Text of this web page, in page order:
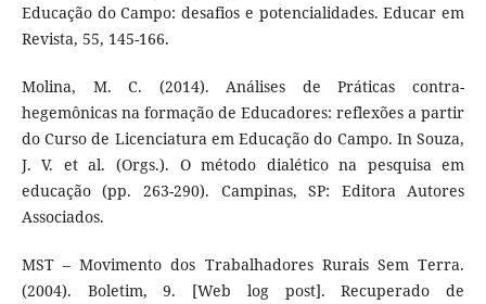
Educação do Campo: desafios e potencialidades. Educar em
Revista, 55, 145-166.
Molina, M. C. (2014). Análises de Práticas contra-
hegemônicas na formação de Educadores: reflexões a partir
do Curso de Licenciatura em Educação do Campo. In Souza,
J. V. et al. (Orgs.). O método dialético na pesquisa em
educação (pp. 263-290). Campinas, SP: Editora Autores
Associados.
MST – Movimento dos Trabalhadores Rurais Sem Terra.
(2004). Boletim, 9. [Web log post]. Recuperado de